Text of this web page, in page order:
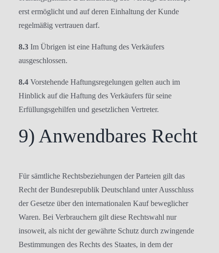
erst ermöglicht und auf deren Einhaltung der Kunde
regelmäßig vertrauen darf.
8.3 Im Übrigen ist eine Haftung des Verkäufers
ausgeschlossen.
8.4 Vorstehende Haftungsregelungen gelten auch im
Hinblick auf die Haftung des Verkäufers für seine
Erfüllungsgehilfen und gesetzlichen Vertreter.
9) Anwendbares Recht
Für sämtliche Rechtsbeziehungen der Parteien gilt das
Recht der Bundesrepublik Deutschland unter Ausschluss
der Gesetze über den internationalen Kauf beweglicher
Waren. Bei Verbrauchern gilt diese Rechtswahl nur
insoweit, als nicht der gewährte Schutz durch zwingende
Bestimmungen des Rechts des Staates, in dem der